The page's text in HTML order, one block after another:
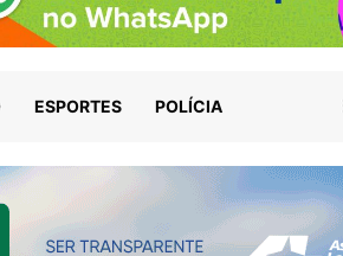
ESPORTES POLÍCIA